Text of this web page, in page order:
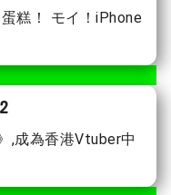
糕！ モイ！iPhone
,成為香港Vtuber中